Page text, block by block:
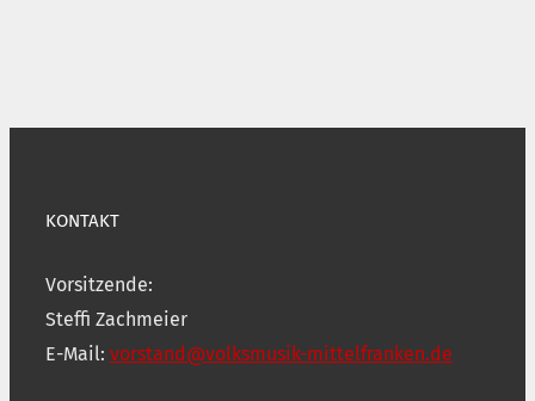
KONTAKT
Vorsitzende:
Steffi Zachmeier
E-Mail: vorstand@volksmusik-mittelfranken.de